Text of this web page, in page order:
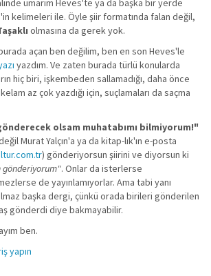
umarım Heves'te ya da başka bir yerde
kelimeleri ile. Öyle şiir formatında falan değil,
olmasına da gerek yok.
açan ben değilim, ben en son Heves'le
yazdım. Ve zaten burada türlü konularda
hiç biri, işkembeden sallamadığı, daha önce
az çok yazdığı için, suçlamaları da saçma
olsam muhatabımı bilmiyorum!"
Murat Yalçın'a ya da kitap-lık'ın e-posta
) gönderiyorsun şiirini ve diyorsun ki
gönderiyorum". Onlar da isterlerse
de yayınlamıyorlar. Ama tabi yanı
başka dergi, çünkü orada birileri gönderilen
gönderdi diye bakmayabilir.
ben.
yapın